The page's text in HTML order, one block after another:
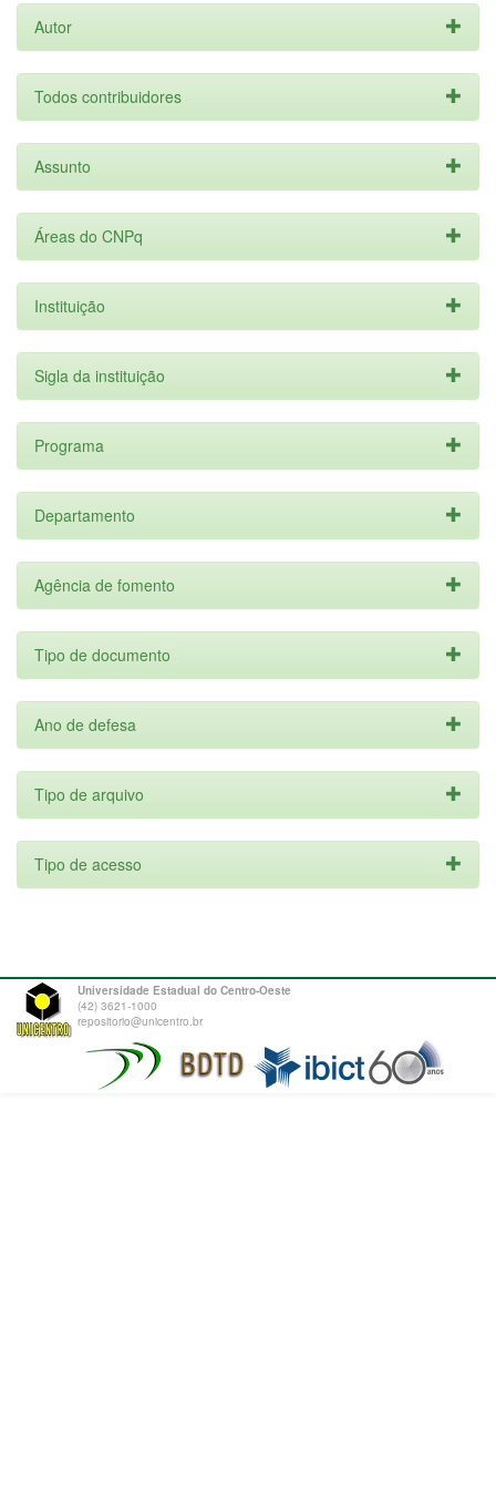
Autor
Todos contribuidores
Assunto
Áreas do CNPq
Instituição
Sigla da instituição
Programa
Departamento
Agência de fomento
Tipo de documento
Ano de defesa
Tipo de arquivo
Tipo de acesso
Universidade Estadual do Centro-Oeste
(42) 3621-1000
repositorio@unicentro.br